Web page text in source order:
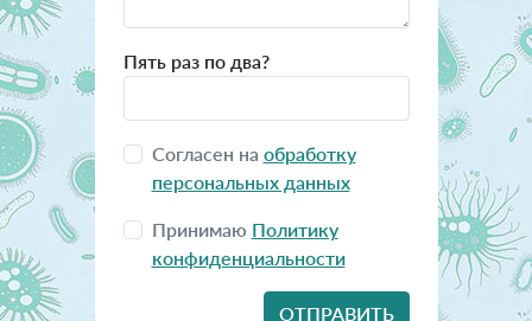
Пять раз по два?
Согласен на обработку
персональных данных
Принимаю Политику
конфиденциальности